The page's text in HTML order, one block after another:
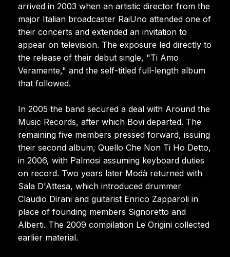
arrived in 2003 when an artistic director from the
major Italian broadcaster RaiUno attended one of
their concerts and extended an invitation to
appear on television. The exposure led directly to
the release of their debut single, "Ti Amo
Veramente," and the self-titled full-length album
that followed.
In 2005 the band secured a deal with Around the
Music Records, after which Bovi departed. The
remaining five members pressed forward, issuing
their second album, Quello Che Non Ti Ho Detto,
in 2006, with Palmosi assuming keyboard duties
on record. Two years later Modà returned with
Sala D'Attesa, which introduced drummer
Claudio Dirani and guitarist Enrico Zapparoli in
place of founding members Signoretto and
Alberti. The 2009 compilation Le Origini collected
earlier material.